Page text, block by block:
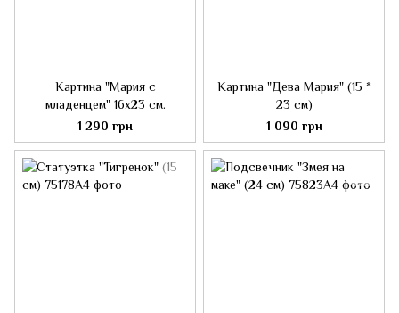
Картина "Мария с
младенцем" 16х23 см.
1 290 грн
Картина "Дева Мария" (15 *
23 см)
1 090 грн